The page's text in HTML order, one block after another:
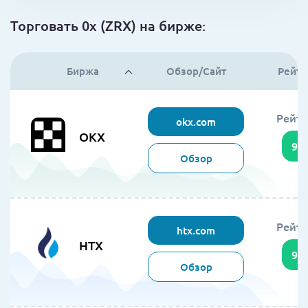
Торговать 0x (ZRX) на бирже:
Биржа Обзор/Сайт
OKX
okx.com
Обзор
95
HTX
htx.com
Обзор
94